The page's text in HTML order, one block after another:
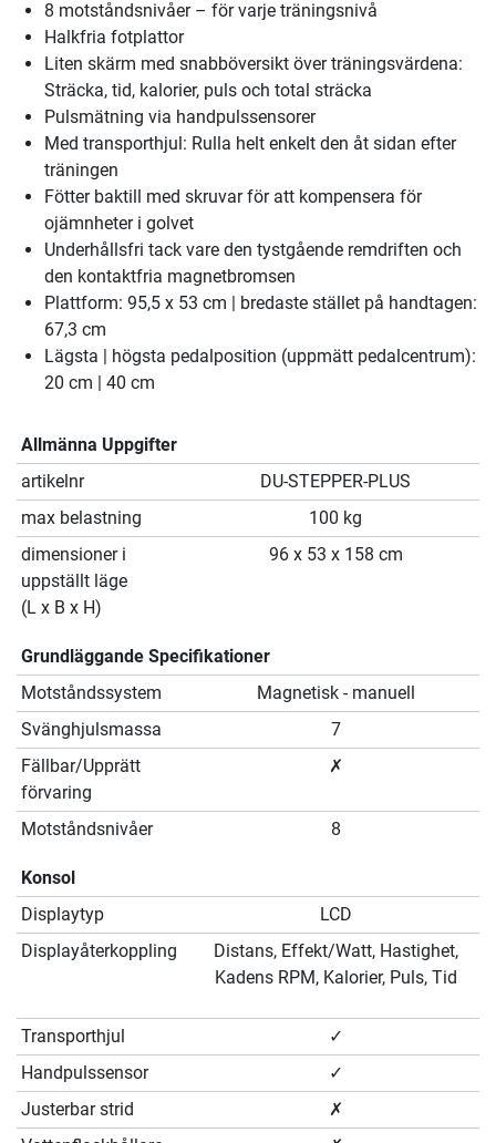
8 motståndsnivåer – för varje träningsnivå
Halkfria fotplattor
Liten skärm med snabböversikt över träningsvärdena:
Sträcka, tid, kalorier, puls och total sträcka
Pulsmätning via handpulssensorer
Med transporthjul: Rulla helt enkelt den åt sidan efter
träningen
Fötter baktill med skruvar för att kompensera för
ojämnheter i golvet
Underhållsfri tack vare den tystgående remdriften och
den kontaktfria magnetbromsen
Plattform: 95,5 x 53 cm | bredaste stället på handtagen:
67,3 cm
Lägsta | högsta pedalposition (uppmätt pedalcentrum):
20 cm | 40 cm
Allmänna Uppgifter
artikelnr
DU-STEPPER-PLUS
max belastning
100 kg
dimensioner i
uppställt läge
(L x B x H)
96 x 53 x 158 cm
Grundläggande Specifikationer
Motståndssystem
Magnetisk - manuell
Svänghjulsmassa
7
Fällbar/Upprätt
förvaring
✗
Motståndsnivåer 8
Konsol
Displaytyp
LCD
Displayåterkoppling
Distans, Effekt/Watt, Hastighet,
Kadens RPM, Kalorier, Puls, Tid
Transporthjul
✓
Handpulssensor
✓
Justerbar strid
✗